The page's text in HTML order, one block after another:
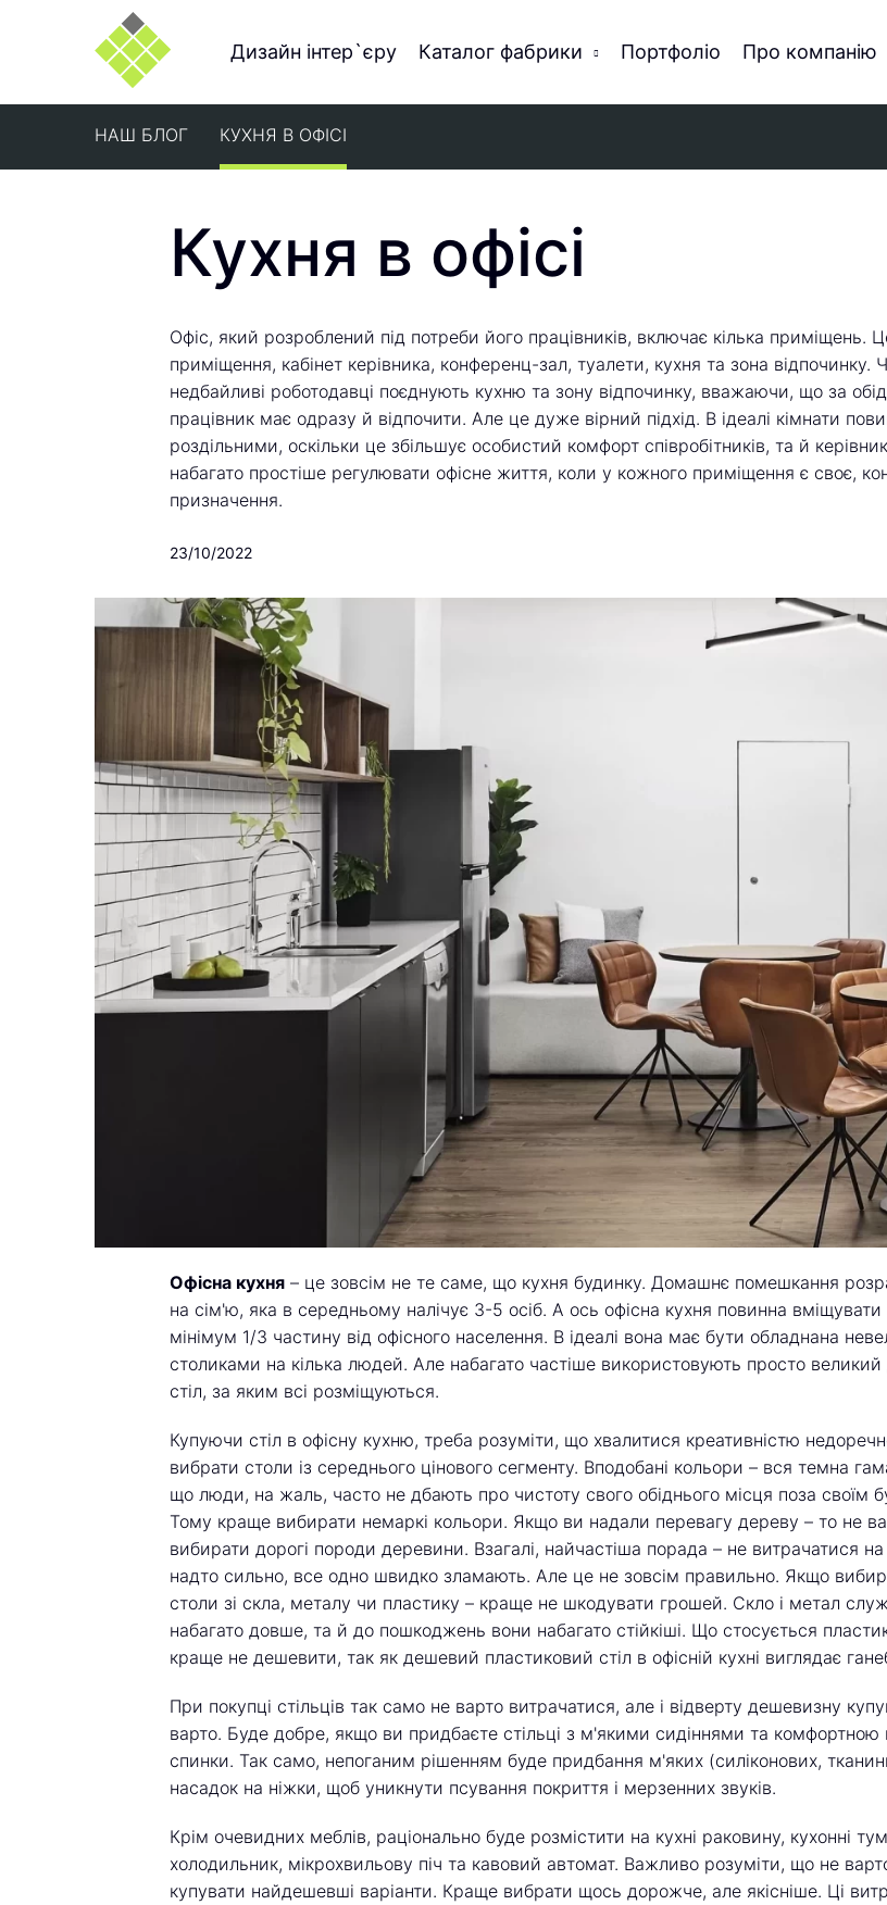
Дизайн інтер`єру Каталог фабрики Портфоліо Про компанію
НАШ БЛОГ КУХНЯ В ОФІСІ
Кухня в офісі
Офіс, який розроблений під потреби його працівників, включає кілька приміщень.
приміщення, кабінет керівника, конференц-зал, туалети, кухня та зона відпочинку.
недбайливі роботодавці поєднують кухню та зону відпочинку, вважаючи, що за
працівник має одразу й відпочити. Але це дуже вірний підхід. В ідеалі кімнати
роздільними, оскільки це збільшує особистий комфорт співробітників, та й
набагато простіше регулювати офісне життя, коли у кожного приміщення є своє,
призначення.
23/10/2022
Офісна кухня – це зовсім не те саме, що кухня будинку. Домашнє помешкання
на сім'ю, яка в середньому налічує 3-5 осіб. А ось офісна кухня повинна вміщувати
мінімум 1/3 частину від офісного населення. В ідеалі вона має бути обладнана
столиками на кілька людей. Але набагато частіше використовують просто великий
стіл, за яким всі розміщуються.
Купуючи стіл в офісну кухню, треба розуміти, що хвалитися креативністю
вибрати столи із середнього цінового сегменту. Вподобані кольори – вся темна
що люди, на жаль, часто не дбають про чистоту свого обіднього місця поза своїм
Тому краще вибирати немаркі кольори. Якщо ви надали перевагу дереву – то не
вибирати дорогі породи деревини. Взагалі, найчастіша порада – не витрачатися на
надто сильно, все одно швидко зламають. Але це не зовсім правильно. Якщо
столи зі скла, металу чи пластику – краще не шкодувати грошей. Скло і метал
набагато довше, та й до пошкоджень вони набагато стійкіші. Що стосується
краще не дешевити, так як дешевий пластиковий стіл в офісній кухні виглядає
При покупці стільців так само не варто витрачатися, але і відверту дешевизну
варто. Буде добре, якщо ви придбаєте стільці з м'якими сидіннями та комфортною
спинки. Так само, непоганим рішенням буде придбання м'яких (силіконових,
насадок на ніжки, щоб уникнути псування покриття і мерзенних звуків.
Крім очевидних меблів, раціонально буде розмістити на кухні раковину, кухонні
холодильник, мікрохвильову піч та кавовий автомат. Важливо розуміти, що не
купувати найдешевші варіанти. Краще вибрати щось дорожче, але якісніше. Ці